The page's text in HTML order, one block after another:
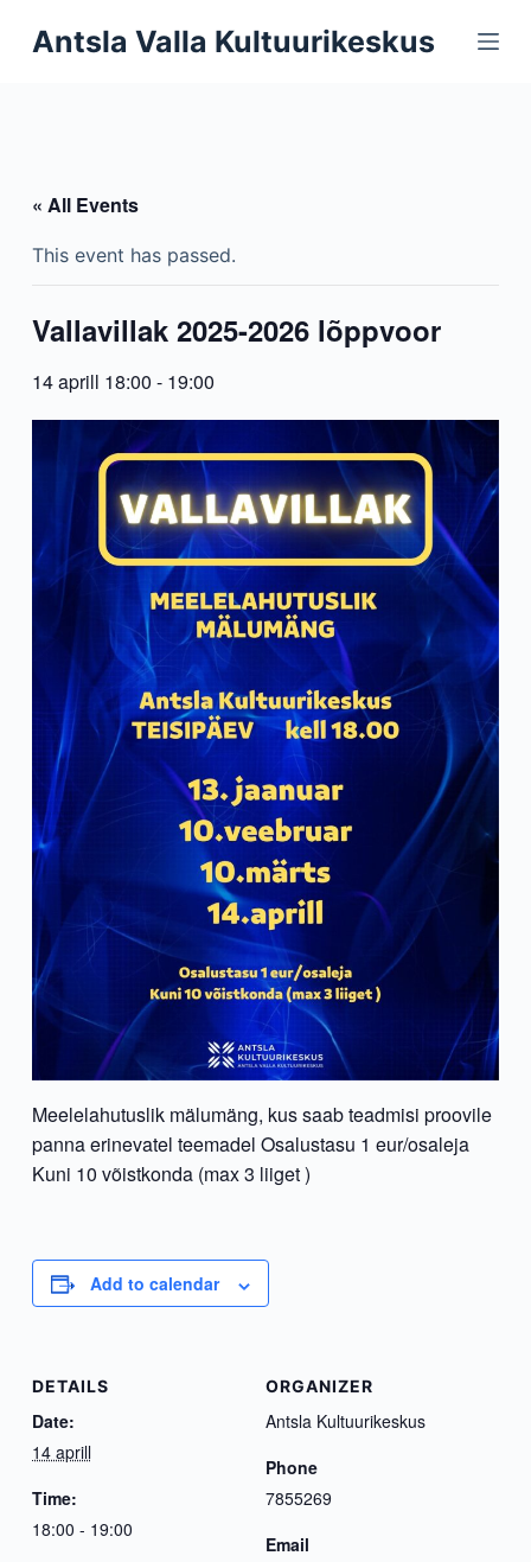
k
c
o
Antsla Valla Kultuurikeskus
« All Events
This event has passed.
Vallavillak 2025-2026 lõppvoor
14 aprill 18:00 - 19:00
Meelelahutuslik mälumäng, kus saab teadmisi proovile
panna erinevatel teemadel Osalustasu 1 eur/osaleja
Kuni 10 võistkonda (max 3 liiget )
Add to calendar
DETAILS
Date:
14 aprill
Time:
18:00 - 19:00
ORGANIZER
Antsla Kultuurikeskus
Phone
7855269
Email